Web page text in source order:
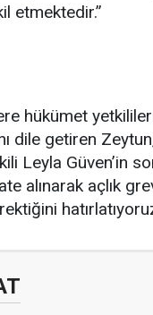
etmektedir.”
hükümet
dile getiren
Leyla Güven’in
alınarak açlık